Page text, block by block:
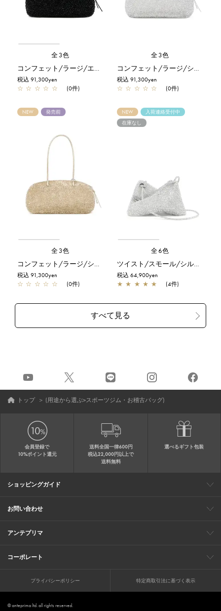
全3色
コンフェット/ラージ/エナメルブラック
税込 91,300yen
☆ ☆ ☆ ☆ ☆ (0件)
全3色
コンフェット/ラージ/シルバー
税込 91,300yen
☆ ☆ ☆ ☆ ☆ (0件)
NEW 発売前
全3色
コンフェット/ラージ/シルバーゴールド
税込 91,300yen
☆ ☆ ☆ ☆ ☆ (0件)
NEW
入荷連絡受付中
在庫なし
全6色
ツイスト/スモール/シルバー
税込 64,900yen
★ ★ ★ ★ ★ (4件)
トップ ＞ (用途から選ぶ>スポーツジム・お稽古バッグ)
会員登録で
10%ポイント還元
送料全国一律600円
税込22,000円以上で
送料無料
選べるギフト包装
ショッピングガイド
会員特典
ご購入・配送について
返品について
ギフト包装
FAQ
サイトマップ
お問い合わせ
メールでのお問い合わせ
お修理についてのお問い合わせ
お休みさせていただきます
アンテプリマ
ブランドサイト
ショップリスト
ワイヤーバッグについて
特集
オンラインストアニュース
コーポレート
プライバシーポリシー 特定商取引法に基づく表示
© anteprima ltd. all rights reserved.